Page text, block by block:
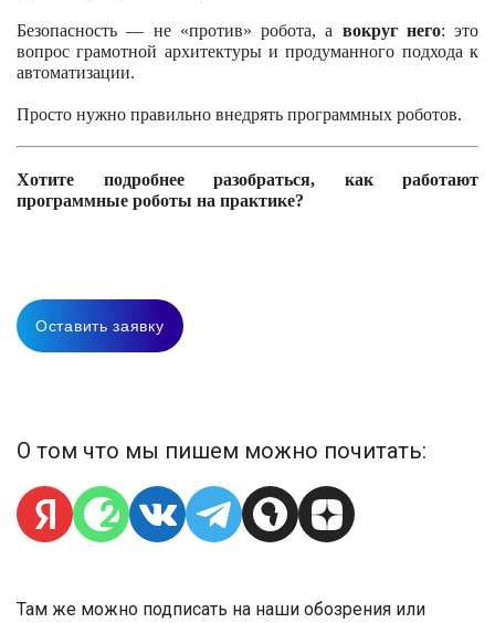
Безопасность — не «против» робота, а вокруг него: это
вопрос грамотной архитектуры и продуманного подхода к
автоматизации.
Просто нужно правильно внедрять программных роботов.
Хотите подробнее разобраться, как работают
программные роботы на практике?
Оставить заявку
О том что мы пишем можно почитать:
Там же можно подписать на наши обозрения или